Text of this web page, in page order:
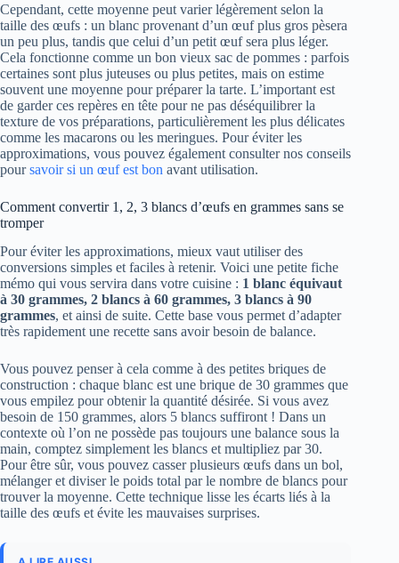
Cependant, cette moyenne peut varier légèrement selon la
taille des œufs : un blanc provenant d’un œuf plus gros pèsera
un peu plus, tandis que celui d’un petit œuf sera plus léger.
Cela fonctionne comme un bon vieux sac de pommes : parfois
certaines sont plus juteuses ou plus petites, mais on estime
souvent une moyenne pour préparer la tarte. L’important est
de garder ces repères en tête pour ne pas déséquilibrer la
texture de vos préparations, particulièrement les plus délicates
comme les macarons ou les meringues. Pour éviter les
approximations, vous pouvez également consulter nos conseils
poursavoir si un œuf est bon avant utilisation.
Comment convertir 1, 2, 3 blancs d’œufs en grammes sans se
tromper
Pour éviter les approximations, mieux vaut utiliser des
conversions simples et faciles à retenir. Voici une petite fiche
mémo qui vous servira dans votre cuisine : 1 blanc équivaut
à 30 grammes, 2 blancs à 60 grammes, 3 blancs à 90
grammes, et ainsi de suite. Cette base vous permet d’adapter
très rapidement une recette sans avoir besoin de balance.
Vous pouvez penser à cela comme à des petites briques de
construction : chaque blanc est une brique de 30 grammes que
vous empilez pour obtenir la quantité désirée. Si vous avez
besoin de 150 grammes, alors 5 blancs suffiront ! Dans un
contexte où l’on ne possède pas toujours une balance sous la
main, comptez simplement les blancs et multipliez par 30.
Pour être sûr, vous pouvez casser plusieurs œufs dans un bol,
mélanger et diviser le poids total par le nombre de blancs pour
trouver la moyenne. Cette technique lisse les écarts liés à la
taille des œufs et évite les mauvaises surprises.